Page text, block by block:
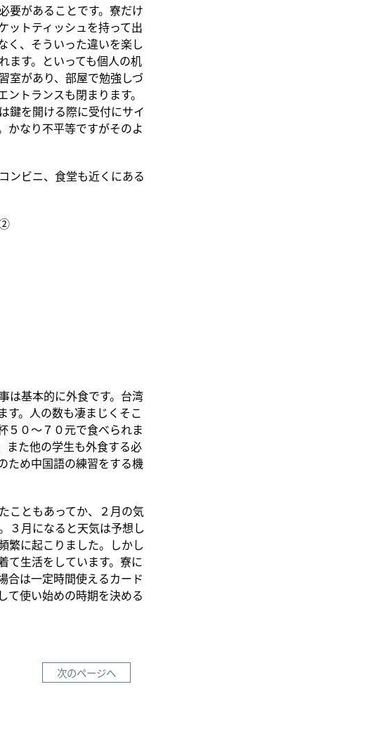
要があることです。寮だけ
ットティッシュを持って出
く、そういった違いを楽し
ます。といっても個人の机
室があり、部屋で勉強しづ
トランスも閉まります。
鍵を開ける際に受付にサイ
かなり不平等ですがそのよ
ンビニ、食堂も近くにある
は基本的に外食です。台湾
す。人の数も凄まじくそこ
５０～７０元で食べられま
また他の学生も外食する必
ため中国語の練習をする機
こともあってか、２月の気
３月になると天気は予想し
繁に起こりました。しかし
て生活をしています。寮に
合は一定時間使えるカード
て使い始めの時期を決める
次のページへ